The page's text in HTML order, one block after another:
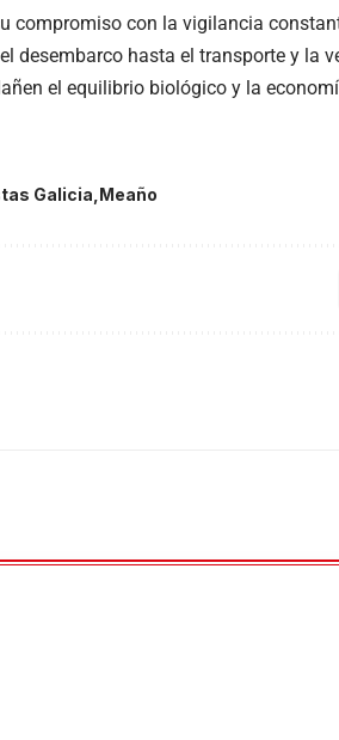
compromiso con la vigilancia
desembarco hasta el transporte y la
el equilibrio biológico y la
Galicia Meaño